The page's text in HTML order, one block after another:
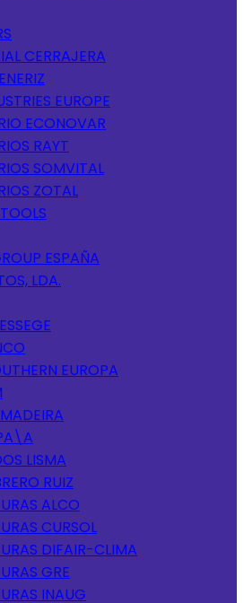
CERRAJERA
EUROPE
ECONOVAR
RAYT
SOMVITAL
ZOTAL
ESPAÑA
LDA.
EUROPA
LISMA
RUIZ
ALCO
CURSOL
DIFAIR-CLIMA
GRE
INAUG